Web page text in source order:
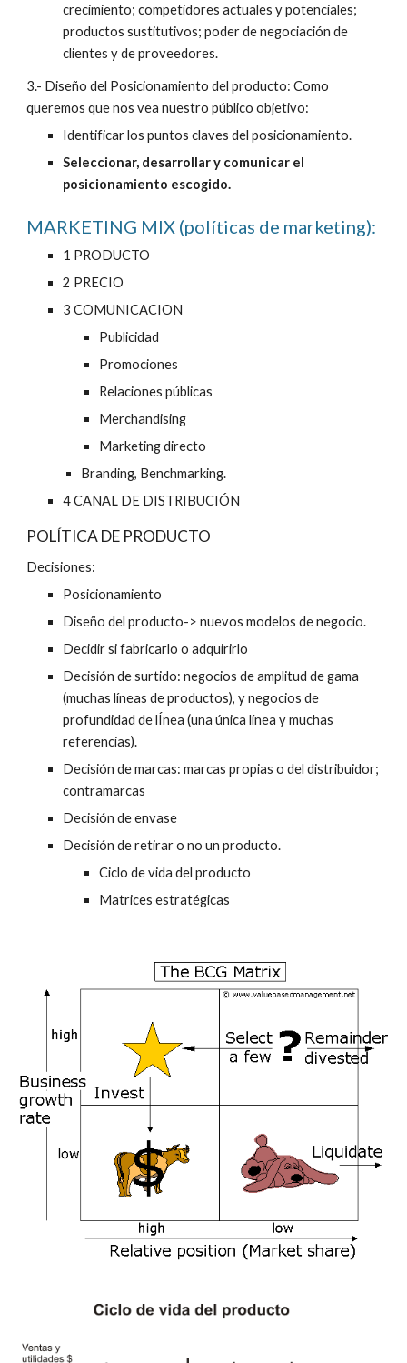
crecimiento; competidores actuales y potenciales;
productos sustitutivos; poder de negociación de
clientes y de proveedores.
3.- Diseño del Posicionamiento del producto: Como
queremos que nos vea nuestro público objetivo:
Identificar los puntos claves del posicionamiento.
Seleccionar, desarrollar y comunicar el
posicionamiento escogido.
MARKETING MIX (políticas de marketing):
1 PRODUCTO
2 PRECIO
3 COMUNICACION
Publicidad
Promociones
Relaciones públicas
Merchandising
Marketing directo
Branding, Benchmarking.
4 CANAL DE DISTRIBUCIÓN
POLÍTICA DE PRODUCTO
Decisiones:
Posicionamiento
Diseño del producto-> nuevos modelos de negocio.
Decidir si fabricarlo o adquirirlo
Decisión de surtido: negocios de amplitud de gama
(muchas líneas de productos), y negocios de
profundidad de lÍnea (una única línea y muchas
referencias).
Decisión de marcas: marcas propias o del distribuidor;
contramarcas
Decisión de envase
Decisión de retirar o no un producto.
Ciclo de vida del producto
Matrices estratégicas